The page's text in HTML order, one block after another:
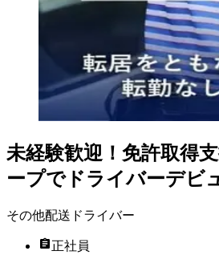
未経験歓迎！免許取得
ープでドライバーデビ
その他配送ドライバー
正社員